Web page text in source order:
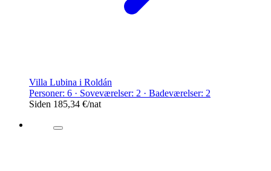
Villa Lubina i Roldán
Personer: 6 · Soveværelser: 2 · Badeværelser: 2
Siden 185,34 €/nat